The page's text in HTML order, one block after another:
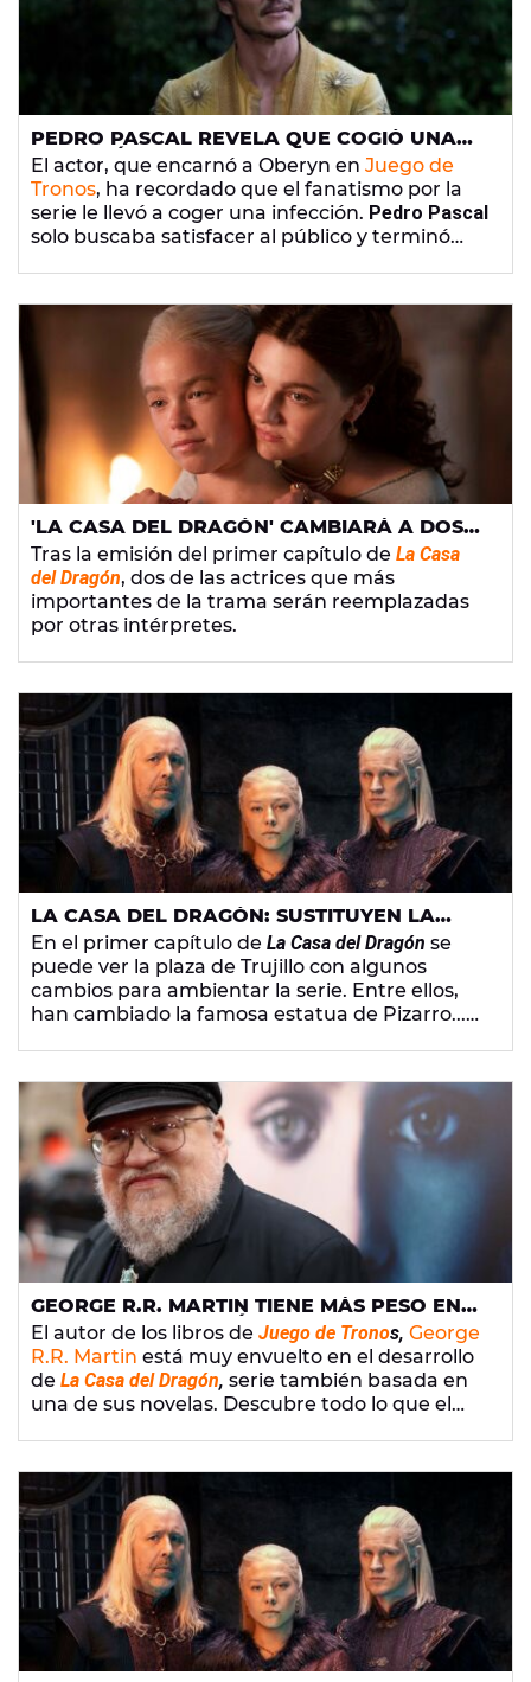
PEDRO PASCAL REVELA QUE COGIÓ UNA
INFECCIÓN POR SATISFACER A LOS FANS DE
'JUEGOS DE TRONOS'
El actor, que encarnó a Oberyn en Juego de
Tronos, ha recordado que el fanatismo por la
serie le llevó a coger una infección. Pedro Pascal
solo buscaba satisfacer al público y terminó
'LA CASA DEL DRAGÓN' CAMBIARÁ A DOS
DE SUS ACTRICES PROTAGONISTAS
Tras la emisión del primer capítulo de La Casa
del Dragón, dos de las actrices que más
importantes de la trama serán reemplazadas
por otras intérpretes.
LA CASA DEL DRAGÓN: SUSTITUYEN LA
ESTATUA DE PIZARRO DE TRUJILLO POR UN
DRAGÓN
En el primer capítulo de La Casa del Dragón se
puede ver la plaza de Trujillo con algunos
cambios para ambientar la serie. Entre ellos,
han cambiado la famosa estatua de Pizarro...
GEORGE R.R. MARTIN TIENE MÁS PESO EN
LA CASA DEL DRAGÓN: "EN JUEGO DE
TRONOS ME DEJARON DE LADO"
El autor de los libros de Juego de Tronos, George
R.R. Martin está muy envuelto en el desarrollo
de La Casa del Dragón, serie también basada en
una de sus novelas. Descubre todo lo que el